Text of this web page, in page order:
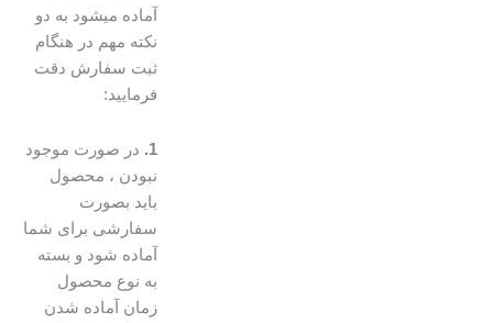
آماده میشود به دو
نکته مهم در هنگام
ثبت سفارش دقت
فرمایید:
در صورت موجود
نبودن ، محصول
باید بصورت
سفارشی برای شما
آماده شود و بسته
به نوع محصول
زمان آماده شدن